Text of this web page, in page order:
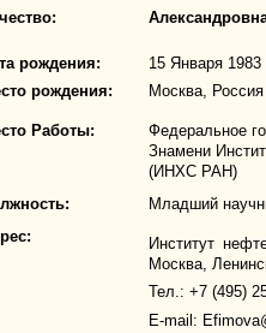
рождения:
рождения:
15 Января 1983
Москва, Россия
Работы:
Федеральное
Знамени
(ИНХС РАН)
Младший
Институт
Москва,
Тел.: +7 (495)
E-mail: